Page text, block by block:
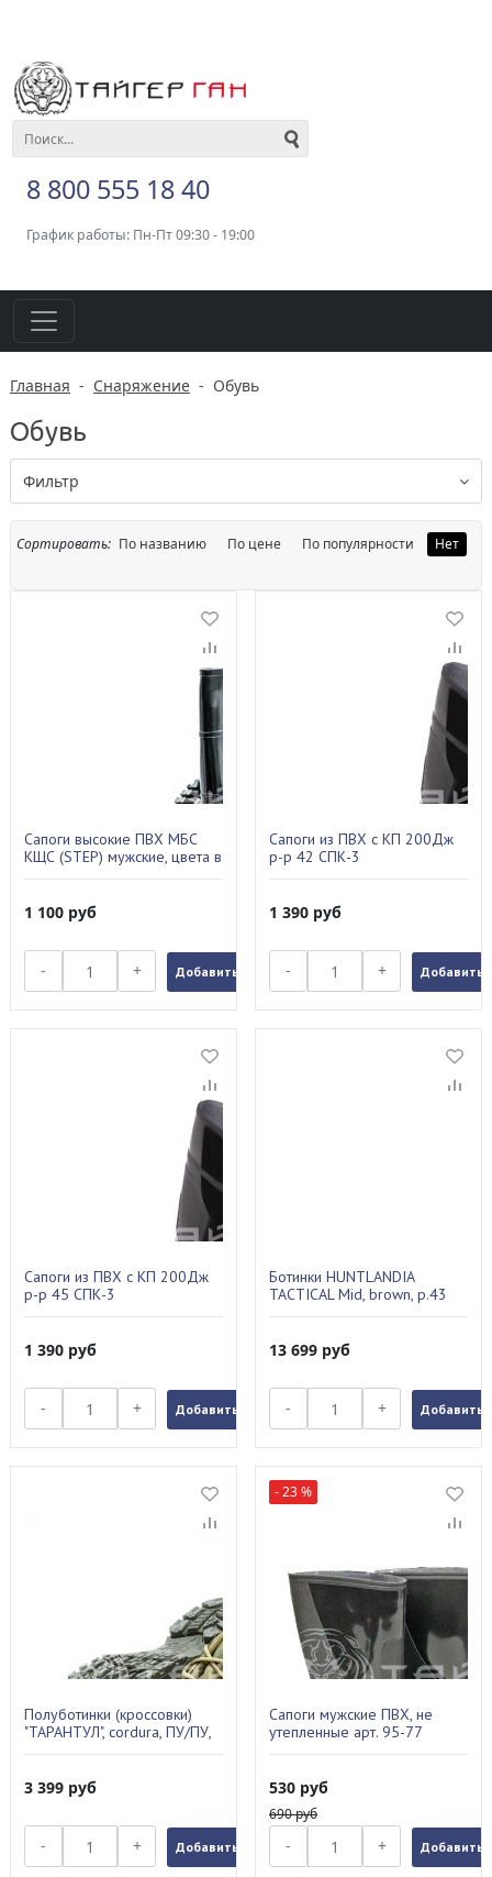
8 800 555 18 40
График работы: Пн-Пт 09:30 - 19:00
Главная - Снаряжение - Обувь
Обувь
Фильтр
Сортировать: По названию По цене По популярности Нет
Сапоги высокие ПВХ МБС
КЩС (STEP) мужские, цвета в
1 100 руб
- + Добавить в заказ
Сапоги из ПВХ с КП 200Дж
р-р 42 СПК-3
1 390 руб
- + Добавить
Сапоги из ПВХ с КП 200Дж
р-р 45 СПК-3
1 390 руб
- + Добавить в заказ
Ботинки HUNTLANDIA
TACTICAL Mid, brown, р.43
13 699 руб
- + Добавить
Полуботинки (кроссовки)
"ТАРАНТУЛ", cordura, ПУ/ПУ,
3 399 руб
- + Добавить в заказ
- 23 %
Сапоги мужские ПВХ, не
утепленные арт. 95-77
530 руб
690руб
- + Добавить